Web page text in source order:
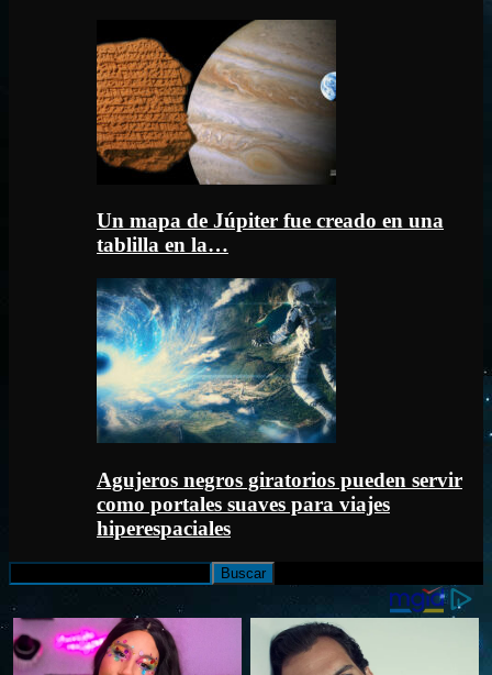
Un mapa de Júpiter fue creado en una
tablilla en la…
Agujeros negros giratorios pueden servir
como portales suaves para viajes
hiperespaciales